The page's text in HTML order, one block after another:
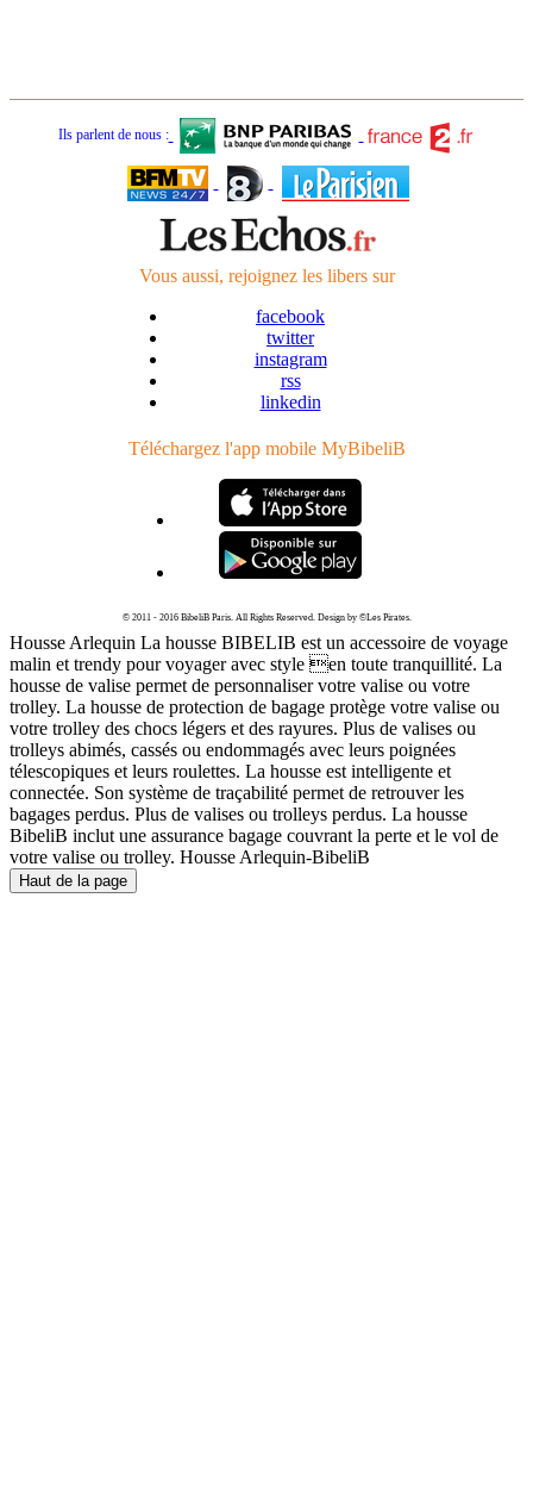
Ils parlent de nous :
Vous aussi, rejoignez les liberssur
facebook
twitter
instagram
rss
linkedin
Téléchargez l'app mobile MyBibeliB
© 2011 - 2016 BibeliB Paris. All Rights Reserved. Design by ©Les Pirates.
Housse Arlequin La housse BIBELIB est un accessoire de voyage
malin et trendy pour voyager avec style en toute tranquillité. La
housse de valise permet de personnaliser votre valise ou votre
trolley. La housse de protection de bagage protège votre valise ou
votre trolley des chocs légers et des rayures. Plus de valises ou
trolleys abimés, cassés ou endommagés avec leurs poignées
télescopiques et leurs roulettes. La housse est intelligente et
connectée. Son système de traçabilité permet de retrouver les
bagages perdus. Plus de valises ou trolleys perdus. La housse
BibeliB inclut une assurance bagage couvrant la perte et le vol de
votre valise ou trolley. Housse Arlequin-BibeliB
Haut de la page